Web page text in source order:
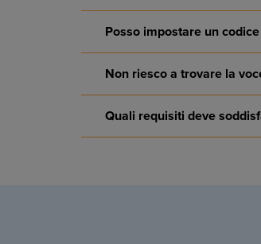
Posso impostare un
Non riesco a trovare la
Quali requisiti deve